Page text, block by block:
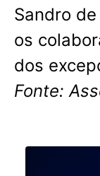
Sandro
os
dos
Fonte: